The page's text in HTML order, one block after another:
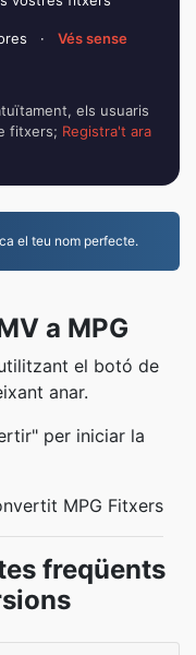
·
Vés sense
els usuaris
fitxers; Registra't ara
el teu nom perfecte.
a MPG
el botó de
anar.
per iniciar la
MPG Fitxers
freqüents